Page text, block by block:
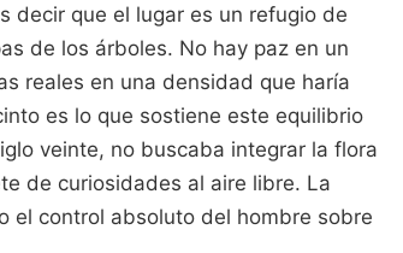
decir que el lugar es un refugio de
de los árboles. No hay paz en un
reales en una densidad que haría
es lo que sostiene este equilibrio
veinte, no buscaba integrar la flora
de curiosidades al aire libre. La
el control absoluto del hombre sobre